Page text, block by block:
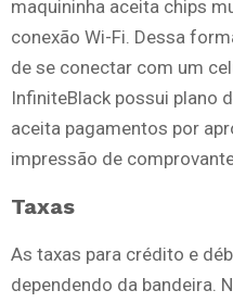
maquininha aceita chips
conexão Wi-Fi. Dessa
de se conectar com um
InfiniteBlack possui plano
aceita pagamentos por
impressão de
Taxas
As taxas para crédito e
dependendo da bandeira.